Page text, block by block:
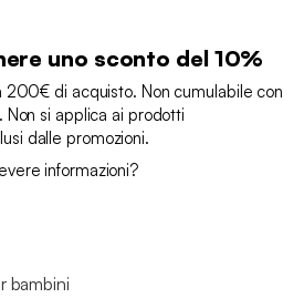
uno sconto del 10%
200€ di acquisto. Non cumulabile con
si applica ai prodotti
dalle promozioni.
informazioni?
bambini